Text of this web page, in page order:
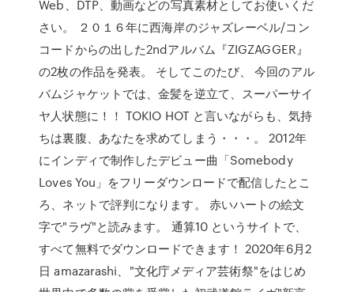
Web、DTP、動画などの写真素材としてお使いくだ
さい。 ２０１６年に西海岸のジャズレーベル/コン
コードからの出した2ndアルバム『ZIGZAGGER』
の2枚の作品を発表。 そしてこのたび、 今回のアル
バムジャケットでは、金髪を逆立て、スーパーサイ
ヤ人状態に！！ TOKIO HOT と言いながらも、気持
ちは裏腹、あなたを求めてしまう・・・。 2012年
にインディで制作したデビュー曲「Somebody
Loves You」をフリーダウンロードで配信したとこ
ろ、ネットで評判になります。 赤いハートの絵文
字で"ラヴ"と読みます。 通算10 というサイトで、
すべて無料でダウンロードできます！ 2020年6月2
日 amazarashi、"文化庁メディア芸術祭"をはじめ